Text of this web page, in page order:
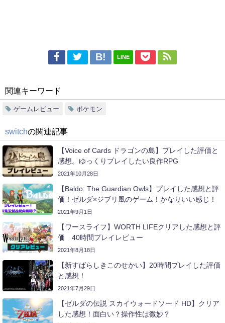
LINE
関連キーワード
ゲームレビュー ポケモン
switchの関連記事
【Voice of Cards ドラゴンの島】プレイした評価と
感想。ゆっくりプレイしたい良作RPG
2021年10月28日
【Baldo: The Guardian Owls】プレイした感想と評
価！ゼルダ×ジブリ風のゲーム！かなりいい感じ！
2021年9月1日
【ワースライフ】WORTH LIFEクリアした感想と評
価 40時間プレイレビュー
2021年8月18日
【新すばらしきこのせかい】20時間プレイした評価
と感想！
2021年7月29日
【ゼルダの伝説 スカイウォードソード HD】クリア
した感想！面白い？操作性は微妙？